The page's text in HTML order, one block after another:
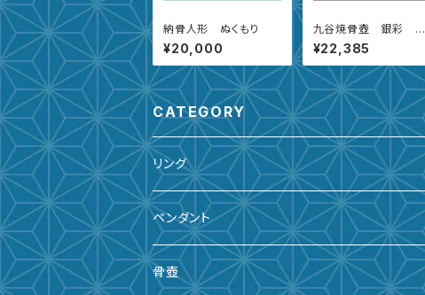
納骨人形 ぬくもり
¥20,000
九谷焼骨壺 銀彩 海
【5寸】
¥22,385
CATEGORY
リング
ペンダント
骨壺